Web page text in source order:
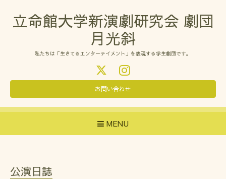
立命館大学新演劇研究会 劇団
月光斜
私たちは「生きてるエンターテイメント」を表現する学生劇団です。
お問い合わせ
MENU
公演日誌